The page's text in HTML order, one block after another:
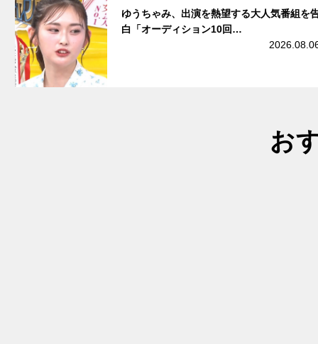
ゆうちゃみ、出演を熱望する大人気番組を
白「オーディション10回…
お